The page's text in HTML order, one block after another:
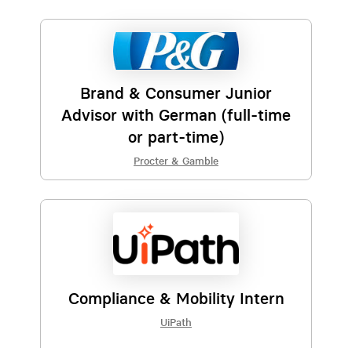
Brand & Consumer Junior
Advisor with German (full-time
or part-time)
Procter & Gamble
Compliance & Mobility Intern
UiPath